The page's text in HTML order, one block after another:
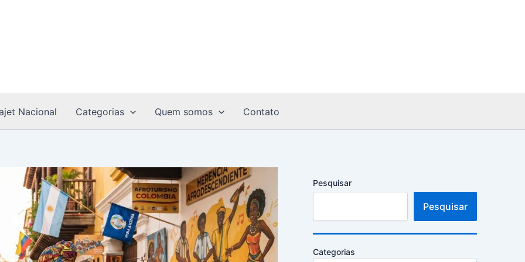
Nacional Categorias Quem somos Contato
Pesquisar
Pesquisar
Categorias